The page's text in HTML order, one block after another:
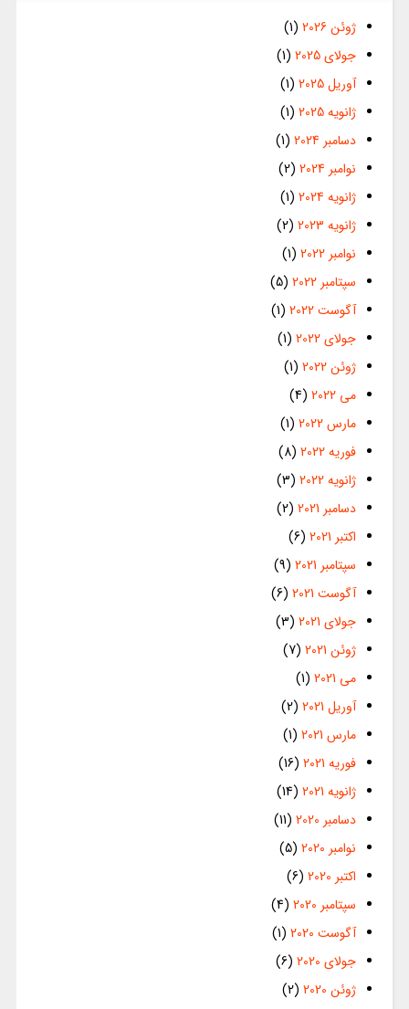
ژوئن 2026
(1)
جولای 2025
(1)
آوریل 2025
(1)
ژانویه 2025
(1)
دسامبر 2024
(1)
نوامبر 2024
(2)
ژانویه 2024
(1)
ژانویه 2023
(2)
نوامبر 2022
(1)
سپتامبر 2022
(5)
آگوست 2022
(1)
جولای 2022
(1)
ژوئن 2022
(1)
می 2022
(4)
مارس 2022
(1)
فوریه 2022
(8)
ژانویه 2022
(3)
دسامبر 2021
(2)
اکتبر 2021
(6)
سپتامبر 2021
(9)
آگوست 2021
(6)
جولای 2021
(3)
ژوئن 2021
(7)
می 2021
(1)
آوریل 2021
(2)
مارس 2021
(1)
فوریه 2021
(16)
ژانویه 2021
(14)
دسامبر 2020
(11)
نوامبر 2020
(5)
اکتبر 2020
(6)
سپتامبر 2020
(4)
آگوست 2020
(1)
جولای 2020
(6)
ژوئن 2020
(2)